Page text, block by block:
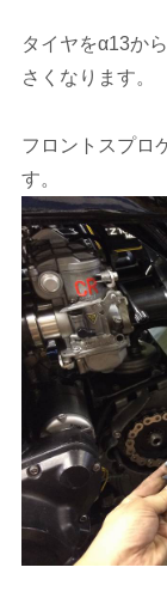
タイヤをα13か
さくなります。
フロントスプロ
す。